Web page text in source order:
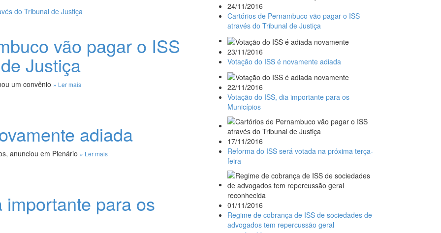
vão pagar o ISS
Justiça
um convênio » Ler mais
adiada
anunciou em Plenário » Ler mais
para os
24/11/2016
Cartórios de Pernambuco vão pagar o ISS
através do Tribunal de Justiça
23/11/2016
Votação do ISS é novamente adiada
22/11/2016
Votação do ISS, dia importante para os
Municípios
17/11/2016
Reforma do ISS será votada na próxima terça-
feira
01/11/2016
Regime de cobrança de ISS de sociedades de
advogados tem repercussão geral